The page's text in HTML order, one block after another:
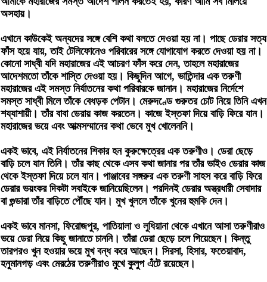
অসহায়।
এখানে কাউকেই অন্যদের সঙ্গে বেশি কথা বলতে দেওয়া হয় না। পাছে ডেরার সত্য
ফাঁস হয়ে যায়, তাই টেলিফোনেও পরিবারের সঙ্গে যোগাযোগ করতে দেওয়া হয় না।
কোনো সাধ্বী যদি মহারাজের এই আচরণ ফাঁস করে দেন, তাহলে মহারাজের
আদেশমতো তাঁকে শাস্তি দেওয়া হয়। কিছুদিন আগে, ভাতিন্দার এক তরুণী
মহারাজের এই সমস্ত নির্যাতনের কথা পরিবারকে জানান। মহারাজের নির্দেশে
সমস্ত সাধ্বী মিলে তাঁকে বেধড়ক পেটান। মেরুদণ্ডে গুরুতর চোট নিয়ে তিনি এখন
শয্যাশায়ী। তাঁর বাবা ডেরায় কাজ করতেন। কাজে ইস্তফা দিয়ে বাড়ি ফিরে যান।
মহারাজের ভয়ে এবং আত্মসম্মানের কথা ভেবে মুখ খোলেননি।
একই ভাবে, এই নির্যাতনের শিকার হন কুরুক্ষেত্রের এক তরুণীও। ডেরা ছেড়ে
বাড়ি চলে যান তিনি। তাঁর কাছ থেকে এসব কথা জানার পর তাঁর ভাইও ডেরার কাজ
থেকে ইস্তফা দিয়ে চলে যান। পাঞ্জাবের সঙ্গরুর এক তরুণী সাহস করে বাড়ি ফিরে
ডেরার ভয়ংকর দিকটা সবাইকে জানিয়েছিলেন। পরদিনই ডেরার অস্ত্রধারী সেবাদার
বা গুন্ডারা তাঁর বাড়িতে পৌঁছে যান। মুখ খুললে তাঁকে খুনের হুমকি দেন।
একই ভাবে মানসা, ফিরোজপুর, পাতিয়ালা ও লুধিয়ানা থেকে এখানে আসা তরুণীরাও
ভয়ে ডেরা নিয়ে কিছু জানাতে চাননি। তাঁরা ডেরা ছেড়ে চলে গিয়েছেন। কিন্তু
তারপরও খুন হওয়ার ভয়ে মুখ বন্ধ করে আছেন। সিরসা, হিসার, ফতেয়াবাদ,
হনুমানগড় এবং মেরঠের তরুণীরাও মুখে কুলুপ এঁটে রয়েছেন।